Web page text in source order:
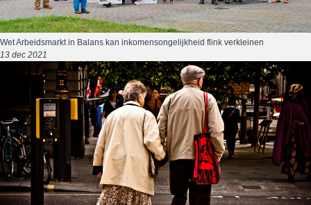
Wet Arbeidsmarkt in Balans kan inkomensongelijkheid flink verkleinen
13 dec 2021